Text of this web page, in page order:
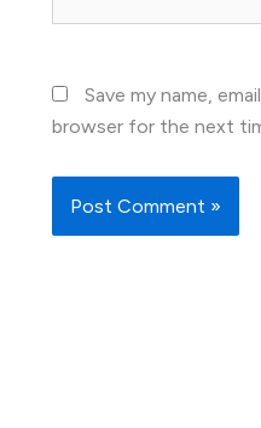
Save my name,
browser for the next